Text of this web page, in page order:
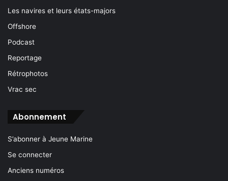
Les navires et leurs états-majors
Offshore
Podcast
Reportage
Rétrophotos
Vrac sec
Abonnement
S’abonner à Jeune Marine
Se connecter
Anciens numéros